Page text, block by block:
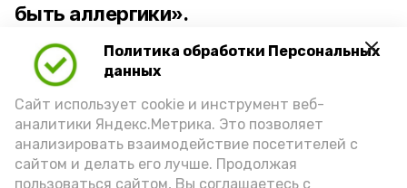
Политика обработки Персональных
данных
Сайт использует cookie и инструмент веб-
аналитики Яндекс.Метрика. Это позволяет
анализировать взаимодействие посетителей с
сайтом и делать его лучше. Продолжая
пользоваться сайтом, Вы соглашаетесь с
быть аллергики».
Для взрослого человека безопасной
порцией икры считается 30-50 граммов
(2-3 ложки). При этом следует обратить
внимание на хлеб, с которым она
подаётся: лучше выбирать
цельнозерновой, с мукой грубого